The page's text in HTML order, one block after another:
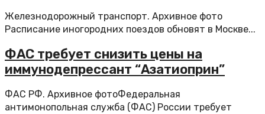
Железнодорожный транспорт. Архивное фото
Расписание иногородних поездов обновят в Москве...
ФАС требует снизить цены на
иммунодепрессант “Азатиоприн”
ФАС РФ. Архивное фотоФедеральная
антимонопольная служба (ФАС) России требует